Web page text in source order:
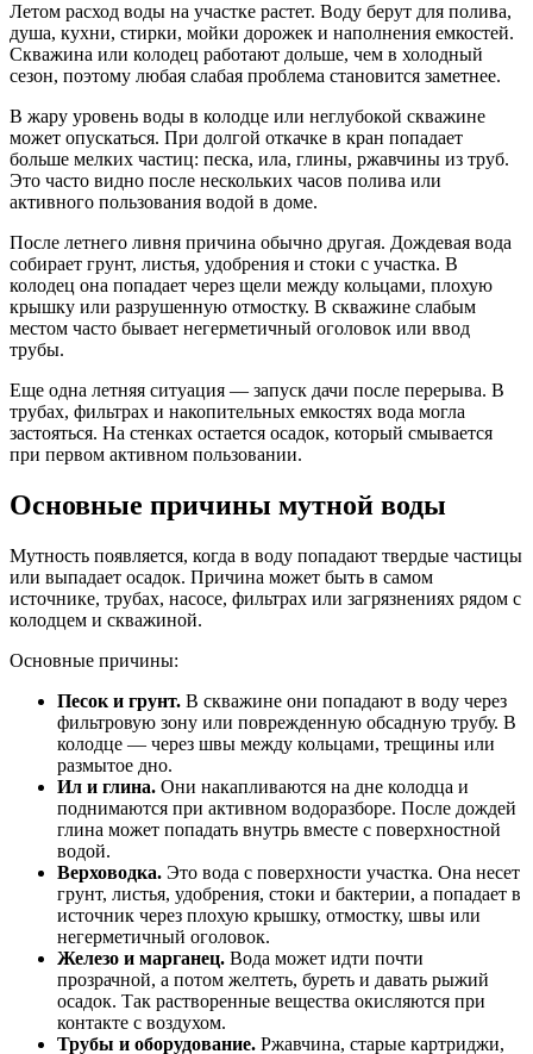
Летом расход воды на участке растет. Воду берут для полива,
душа, кухни, стирки, мойки дорожек и наполнения емкостей.
Скважина или колодец работают дольше, чем в холодный
сезон, поэтому любая слабая проблема становится заметнее.
В жару уровень воды в колодце или неглубокой скважине
может опускаться. При долгой откачке в кран попадает
больше мелких частиц: песка, ила, глины, ржавчины из труб.
Это часто видно после нескольких часов полива или
активного пользования водой в доме.
После летнего ливня причина обычно другая. Дождевая вода
собирает грунт, листья, удобрения и стоки с участка. В
колодец она попадает через щели между кольцами, плохую
крышку или разрушенную отмостку. В скважине слабым
местом часто бывает негерметичный оголовок или ввод
трубы.
Еще одна летняя ситуация — запуск дачи после перерыва. В
трубах, фильтрах и накопительных емкостях вода могла
застояться. На стенках остается осадок, который смывается
при первом активном пользовании.
Основные причины мутной воды
Мутность появляется, когда в воду попадают твердые частицы
или выпадает осадок. Причина может быть в самом
источнике, трубах, насосе, фильтрах или загрязнениях рядом с
колодцем и скважиной.
Основные причины:
Песок и грунт. В скважине они попадают в воду через
фильтровую зону или поврежденную обсадную трубу. В
колодце — через швы между кольцами, трещины или
размытое дно.
Ил и глина. Они накапливаются на дне колодца и
поднимаются при активном водоразборе. После дождей
глина может попадать внутрь вместе с поверхностной
водой.
Верховодка. Это вода с поверхности участка. Она несет
грунт, листья, удобрения, стоки и бактерии, а попадает в
источник через плохую крышку, отмостку, швы или
негерметичный оголовок.
Железо и марганец. Вода может идти почти
прозрачной, а потом желтеть, буреть и давать рыжий
осадок. Так растворенные вещества окисляются при
контакте с воздухом.
Трубы и оборудование. Ржавчина, старые картриджи,